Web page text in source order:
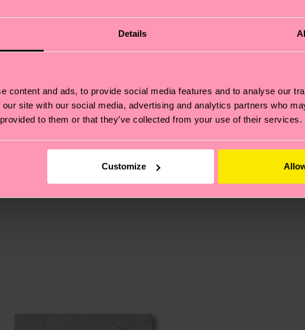
Details
content and ads, to provide social media features and to analyse our
site with our social media, advertising and analytics partners who
to them or that they’ve collected from your use of their services.
Customize
si ferma alla qualità o alle certificazioni, ma include filiere
scoprire tutti i nostri segreti (e qualche dritta utile)? Dai